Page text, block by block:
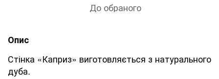
До обраного
Опис
Стінка «Каприз» виготовляється з натурального
дуба.